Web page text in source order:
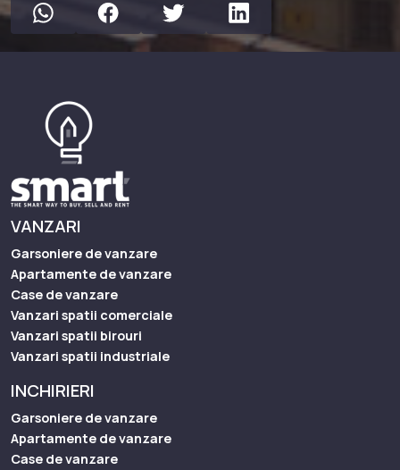
VANZARI
Garsoniere de vanzare
Apartamente de vanzare
Case de vanzare
Vanzari spatii comerciale
Vanzari spatii birouri
Vanzari spatii industriale
INCHIRIERI
Garsoniere de vanzare
Apartamente de vanzare
Case de vanzare